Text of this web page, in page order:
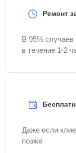
Ремонт
В 95% случаев
в течение 1-2
Даже если
позже